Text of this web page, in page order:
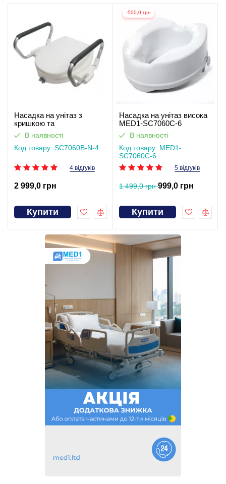
Насадка на унітаз з
кришкою та
підлокітниками SC7060B-
N-4
В наявності
Код товару: SC7060B-N-4
4 відгуків
2 999,0 грн
Купити
-500,0 грн
Насадка на унітаз висока
MED1-SC7060C-6
В наявності
Код товару: MED1-
SC7060C-6
5 відгуків
1 499,0 грн999,0 грн
Купити